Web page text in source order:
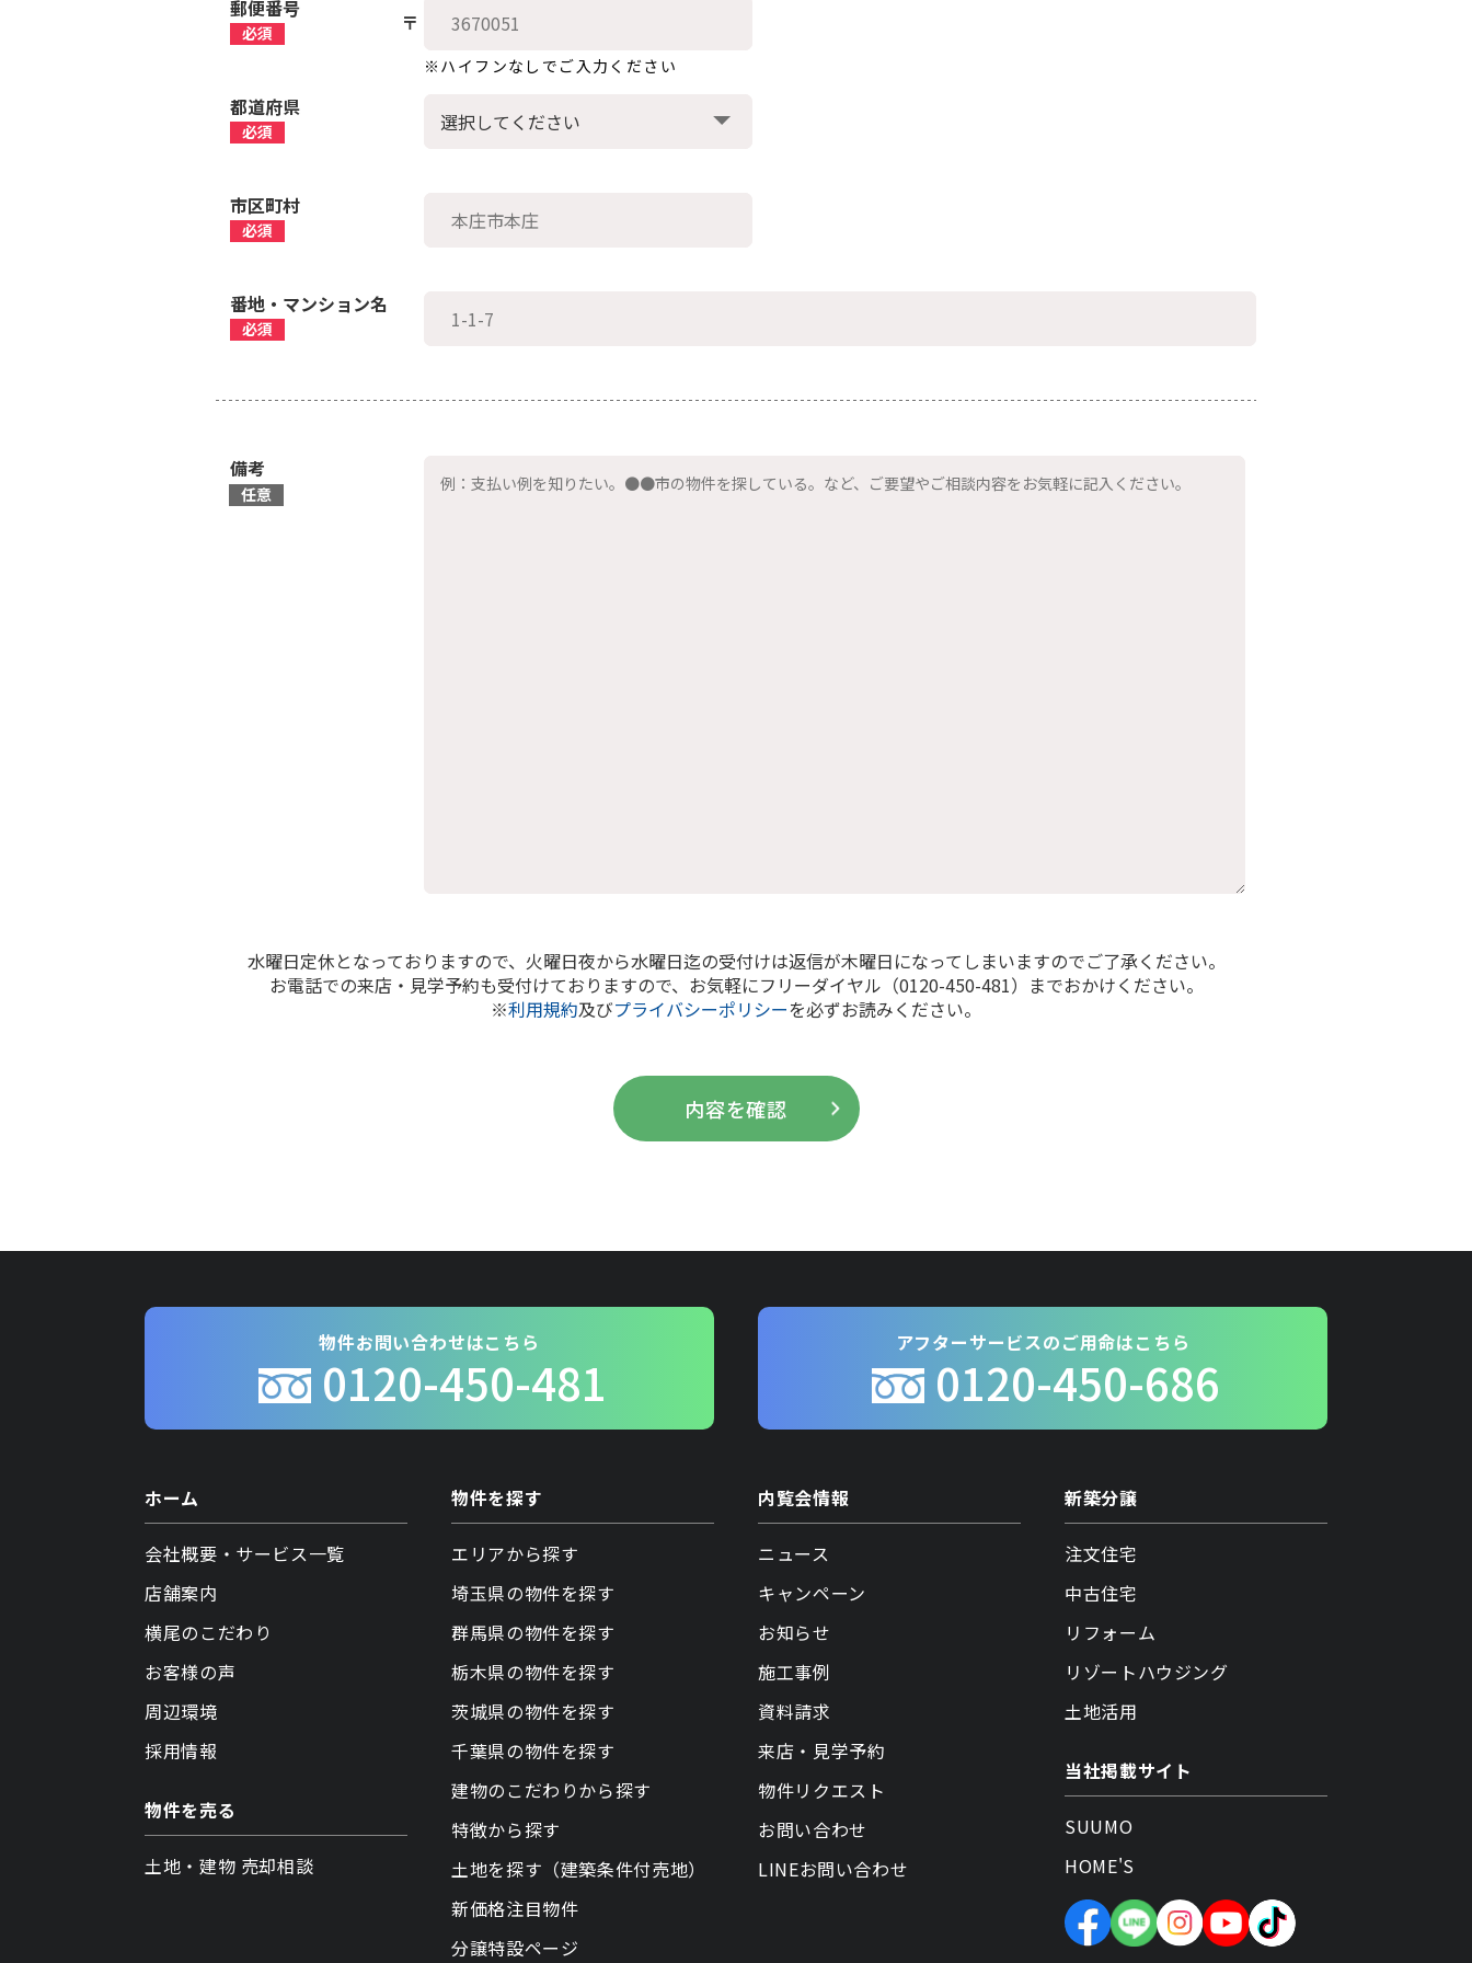
郵便番号
※ハイフンなしでご入力ください
都道府県
市区町村
番地・マンション名
備考
水曜日定休となっておりますので、火曜日夜から水曜日迄の受付けは返信が木曜日になってしまいますのでご了承ください。
お電話での来店・見学予約も受付けておりますので、お気軽にフリーダイヤル（0120-450-481）までおかけください。
※利用規約及びプライバシーポリシーを必ずお読みください。
物件お問い合わせはこちら
0120-450-481
アフターサービスのご用命はこちら
0120-450-686
ホーム
会社概要・サービス一覧
店舗案内
横尾のこだわり
お客様の声
周辺環境
採用情報
物件を売る
土地・建物 売却相談
物件を探す
エリアから探す
埼玉県の物件を探す
群馬県の物件を探す
栃木県の物件を探す
茨城県の物件を探す
千葉県の物件を探す
建物のこだわりから探す
特徴から探す
土地を探す（建築条件付売地）
新価格注目物件
分譲特設ページ
内覧会情報
ニュース
キャンペーン
お知らせ
施工事例
資料請求
来店・見学予約
物件リクエスト
お問い合わせ
LINEお問い合わせ
新築分譲
注文住宅
中古住宅
リフォーム
リゾートハウジング
土地活用
当社掲載サイト
SUUMO
HOME'S